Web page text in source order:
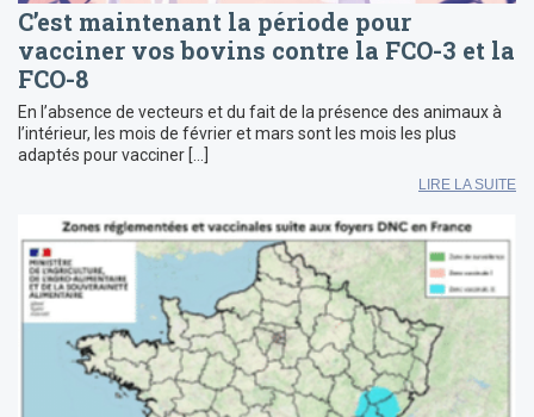
C’est maintenant la période pour
vacciner vos bovins contre la FCO-3 et la
FCO-8
En l’absence de vecteurs et du fait de la présence des animaux à
l’intérieur, les mois de février et mars sont les mois les plus
adaptés pour vacciner […]
LIRE LA SUITE